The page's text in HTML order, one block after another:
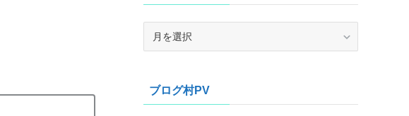
ブブログ村PV